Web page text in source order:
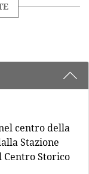
CON NOI
centro della
Stazione
Storico